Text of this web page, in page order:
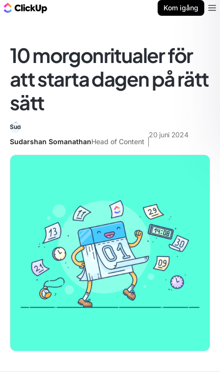
Kom igång
10 morgonritualer för
att starta dagen på rätt
sätt
Sudarshan SomanathanHead of Content
20 juni 2024